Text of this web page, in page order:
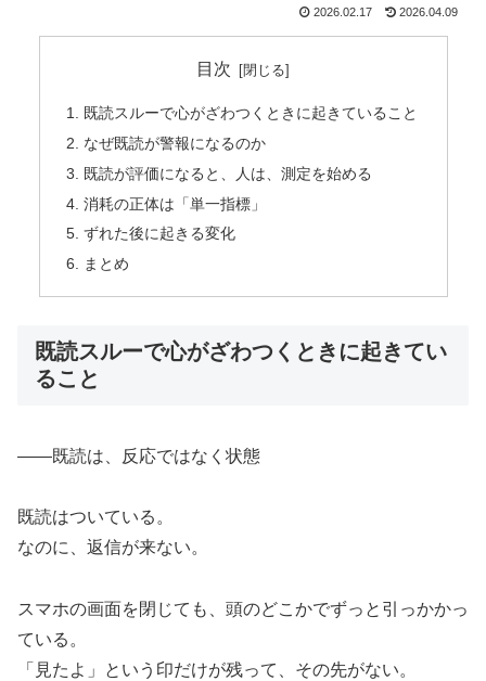
2026.02.17 2026.04.09
目次
既読スルーで心がざわつくときに起きていること
なぜ既読が警報になるのか
既読が評価になると、人は、測定を始める
消耗の正体は「単一指標」
ずれた後に起きる変化
まとめ
既読スルーで心がざわつくときに起きてい
ること
――既読は、反応ではなく状態
既読はついている。
なのに、返信が来ない。
スマホの画面を閉じても、頭のどこかでずっと引っかかっ
ている。
「見たよ」という印だけが残って、その先がない。